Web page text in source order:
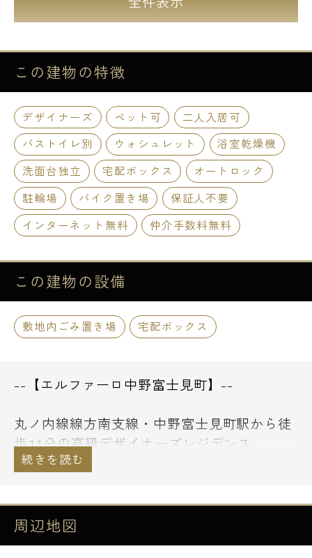
この建物の特徴
デザイナーズ ペット可
二人入居可
バストイレ別
ウォシュレット
浴室乾燥機
洗面台独立
宅配ボックス
オートロック
駐輪場
バイク置き場
保証人不要
インターネット無料
仲介手数料無料
この建物の設備
敷地内ごみ置き場 宅配ボックス
--【エルファーロ中野富士見町】--
丸ノ内線線方南支線・中野富士見町駅から徒
歩11分の高級デザイナーズレジデンス。
地上5階建て、鉄筋コンクリート造の頑丈で
防音・防火対策にもばっちりの構造となりま
周辺地図